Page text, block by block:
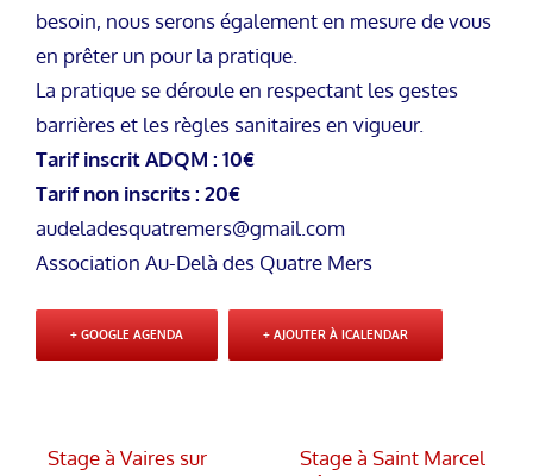
besoin, nous serons également en mesure de vous
en prêter un pour la pratique.
La pratique se déroule en respectant les gestes
barrières et les règles sanitaires en vigueur.
Tarif inscrit ADQM : 10€
Tarif non inscrits : 20€
audeladesquatremers@gmail.com
Association Au-Delà des Quatre Mers
+ GOOGLE AGENDA + AJOUTER À ICALENDAR
Stage à Vaires sur
Stage à Saint Marcel